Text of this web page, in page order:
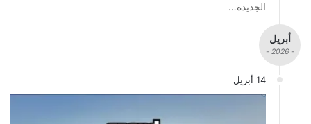
الجديدة…
أبريل
- 2026 -
14 أبريل